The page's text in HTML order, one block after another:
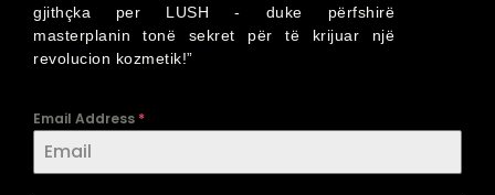
gjithçka per LUSH - duke përfshirë
masterplanin tonë sekret për të krijuar një
revolucion kozmetik!”
Email Address *